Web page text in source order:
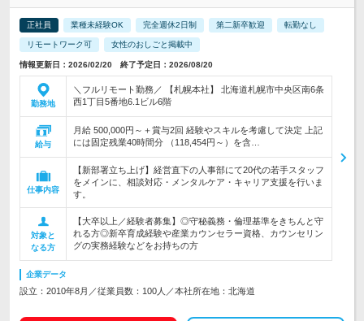
正社員 業種未経験OK 完全週休2日制 第二新卒歓迎 転勤なし
リモートワーク可 女性のおしごと掲載中
情報更新日：2026/02/20 終了予定日：2026/08/20
勤務地
＼フルリモート勤務／ 【札幌本社】 北海道札幌市中央区南6条
西1丁目5番地6.1ビル6階
給与
月給 500,000円～＋賞与2回 経験やスキルを考慮して決定 上記
には固定残業40時間分 （118,454円～）を含…
仕事内容
【新部署立ち上げ】経営直下の人事部にて20代の若手スタッフ
をメインに、相談対応・メンタルケア・キャリア支援を行いま
す。
対象と
なる方
【大卒以上／経験者募集】◎守秘義務・倫理基準をきちんと守
れる方◎新卒育成経験や産業カウンセラー資格、カウンセリン
グの実務経験などをお持ちの方
企業データ
設立：2010年8月／従業員数：100人／本社所在地：北海道